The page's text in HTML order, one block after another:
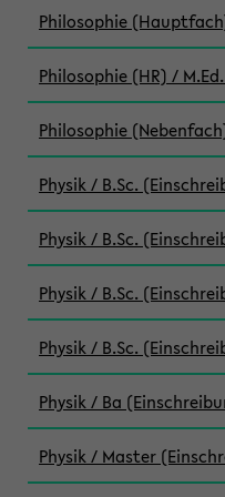
Philosophie
Philosophie (HR) /
Philosophie
Physik / B.Sc.
Physik / B.Sc.
Physik / B.Sc.
Physik / B.Sc.
Physik / Ba
Physik / Master